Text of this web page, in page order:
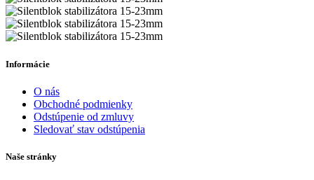
Informácie
O nás
Obchodné podmienky
Odstúpenie od zmluvy
Sledovať stav odstúpenia
Naše stránky